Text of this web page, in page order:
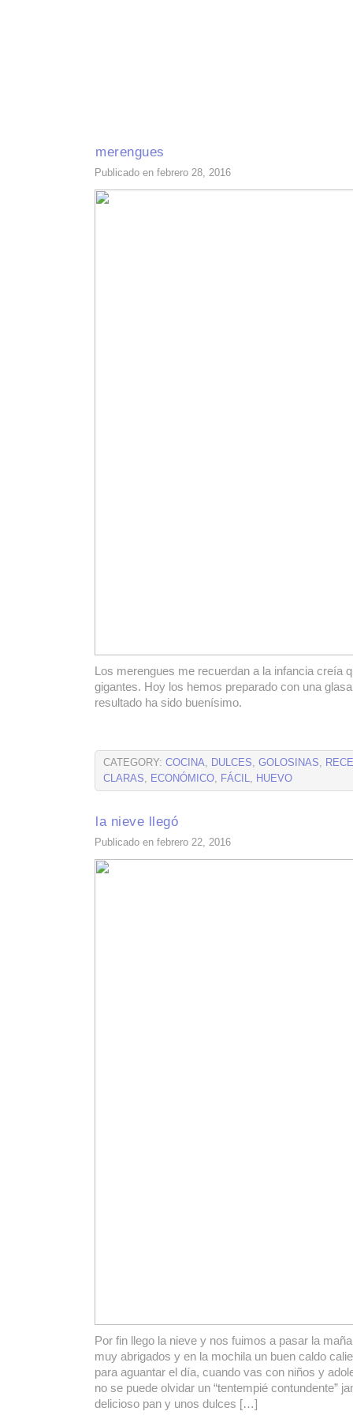
merengues
Publicado en febrero 28, 2016
Los merengues me recuerdan a la infancia creía
gigantes. Hoy los hemos preparado con una
resultado ha sido buenísimo.
CATEGORY: COCINA, DULCES, GOLOSINAS,
CLARAS, ECONÓMICO, FÁCIL, HUEVO
la nieve llegó
Publicado en febrero 22, 2016
Por fin llego la nieve y nos fuimos a pasar la
muy abrigados y en la mochila un buen caldo
para aguantar el día, cuando vas con niños y
no se puede olvidar un “tentempié contundente”
delicioso pan y unos dulces […]